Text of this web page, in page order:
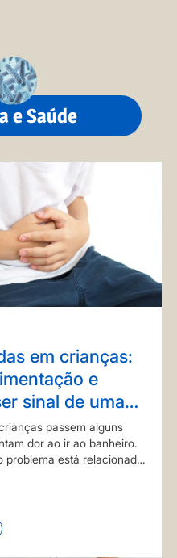
e Saúde
em crianças:
e
sinal de uma
passem alguns
dor ao ir ao banheiro.
problema está relacionado